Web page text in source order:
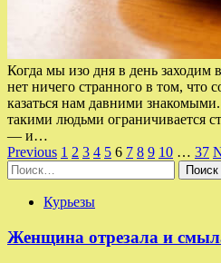
Когда мы изо дня в день заходим
нет ничего странного в том, что
казаться нам давними
такими людьми ограничивается
— и…
Пагинация
записей
Previous 1 2 3 4 5 6 7 8 9 10 … 37
Найти:
Курьезы
Женщина отрезала и